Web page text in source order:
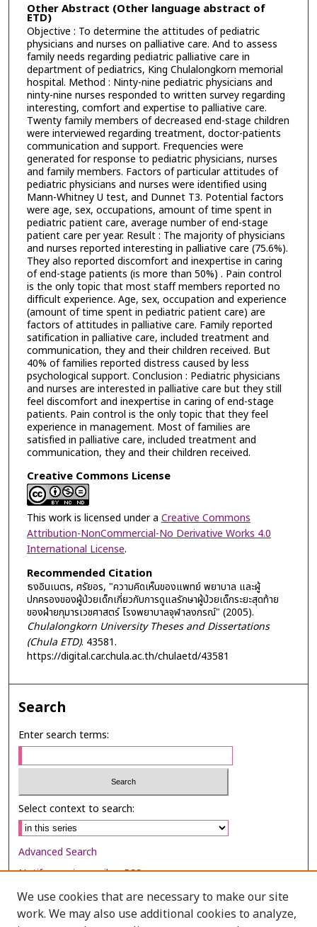
Other Abstract (Other language abstract of
ETD)
Objective : To determine the attitudes of pediatric
physicians and nurses on palliative care. And to assess
family needs regarding pediatric palliative care in
department of pediatrics, King Chulalongkorn memorial
hospital. Method : Ninty-nine pediatric physicians and
ninty-nine nurses responded to written survey regarding
interesting, comfort and expertise to palliative care.
Twenty family members of decreased end-stage children
were interviewed regarding treatment, doctor-patients
communication and support. Frequencies were
generated for response to pediatric physicians, nurses
and family members. Factors of particular attitudes of
pediatric physicians and nurses were identified using
Mann-Whitney U test, and Dunnet T3. Potential factors
were age, sex, occupations, amount of time spent in
pediatric patient care, average number of end-stage
patient care per year. Result : The majority of physicians
and nurses reported interesting in palliative care (75.6%).
They also reported discomfort and inexpertise in caring
of end-stage patients (is more than 50%) . Pain control
is the only topic that most staff members reported no
difficult experience. Age, sex, occupation and experience
(amount of time spent in pediatric patient care) are
factors of attitudes in palliative care. Family reported
satification in palliative care, included treatment and
communication, they and their children received. But
40% of families reported distress caused by less
psychological support. Conclusion : Pediatric physicians
and nurses are interested in palliative care but they still
feel discomfort and inexpertise in caring of end-stage
patients. Pain control is the only topic that they feel
experience in management. Most of families are
satisfied in palliative care, included treatment and
communication, they and their children received.
Creative Commons License
This work is licensed under a Creative Commons
Attribution-NonCommercial-No Derivative Works 4.0
International License.
Recommended Citation
ธงอินเนตร, ศรัยอร, "ความคิดเห็นของแพทย์ พยาบาล และผู้
ปกครองของผู้ป่วยเด็กเกี่ยวกับการดูแลรักษาผู้ป่วยเด็กระยะสุดท้าย
ของฝ่ายกุมารเวชศาสตร์ โรงพยาบาลจุฬาลงกรณ์" (2005).
Chulalongkorn University Theses and Dissertations
(Chula ETD). 43581.
https://digital.car.chula.ac.th/chulaetd/43581
Search
Enter search terms:
Select context to search:
Advanced Search
Notify me via email orRSS
Browse
We use cookies that are necessary to make our site
work. We may also use additional cookies to analyze,